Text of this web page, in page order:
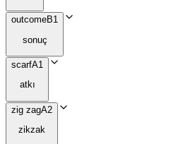
outcomeB1
sonuç
scarfA1
atkı
zig zagA2
zikzak